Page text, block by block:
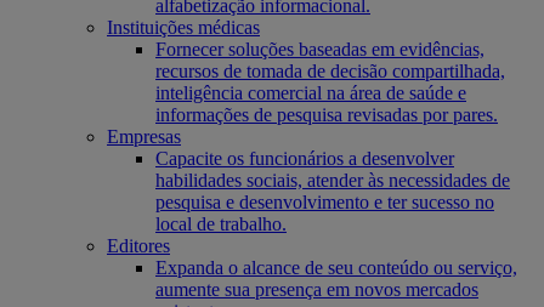
alfabetização informacional.
Instituições médicas
Fornecer soluções baseadas em evidências,
recursos de tomada de decisão compartilhada,
inteligência comercial na área de saúde e
informações de pesquisa revisadas por pares.
Empresas
Capacite os funcionários a desenvolver
habilidades sociais, atender às necessidades de
pesquisa e desenvolvimento e ter sucesso no
local de trabalho.
Editores
Expanda o alcance de seu conteúdo ou serviço,
aumente sua presença em novos mercados